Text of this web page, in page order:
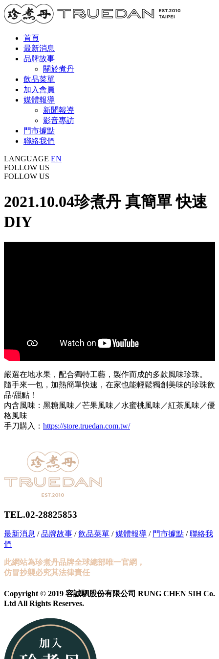
首頁
最新消息
品牌故事
關於煮丹
飲品菜單
加入會員
媒體報導
新聞報導
影音專訪
門市據點
聯絡我們
LANGUAGE EN
FOLLOW US
FOLLOW US
2021.10.04珍煮丹 真簡單 快速
DIY
嚴選在地水果，配合獨特工藝，製作而成的多款風味珍珠。
隨手來一包，加熱簡單快速，在家也能輕鬆獨創美味的珍珠飲
品/甜點！
內含風味：黑糖風味／芒果風味／水蜜桃風味／紅茶風味／優
格風味
手刀購入： https://store.truedan.com.tw/
TEL.02-28825853
最新消息 /品牌故事 / 飲品菜單 / 媒體報導 / 門市據點 / 聯絡我
們
此網站為珍煮丹品牌全球總部唯一官網，
仿冒抄襲必究其法律責任
Copyright © 2019 容誠駟股份有限公司 RUNG CHEN SIH Co.
Ltd All Rights Reserves.